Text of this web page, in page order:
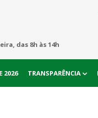
das 8h às 14h
2026 TRANSPARÊNCIA